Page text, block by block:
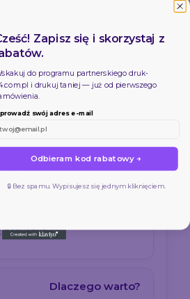
× 53 × 23 mm
zatyczka
Dlaczego warto?
Zapisz się i skorzystaj z
do programu partnerskiegodruk-
i drukuj taniej — już od pierwszego
swój adres e-mail
Odbieram kod rabatowy →
🔒 Bez spamu. Wypisujesz się jednym kliknięciem.